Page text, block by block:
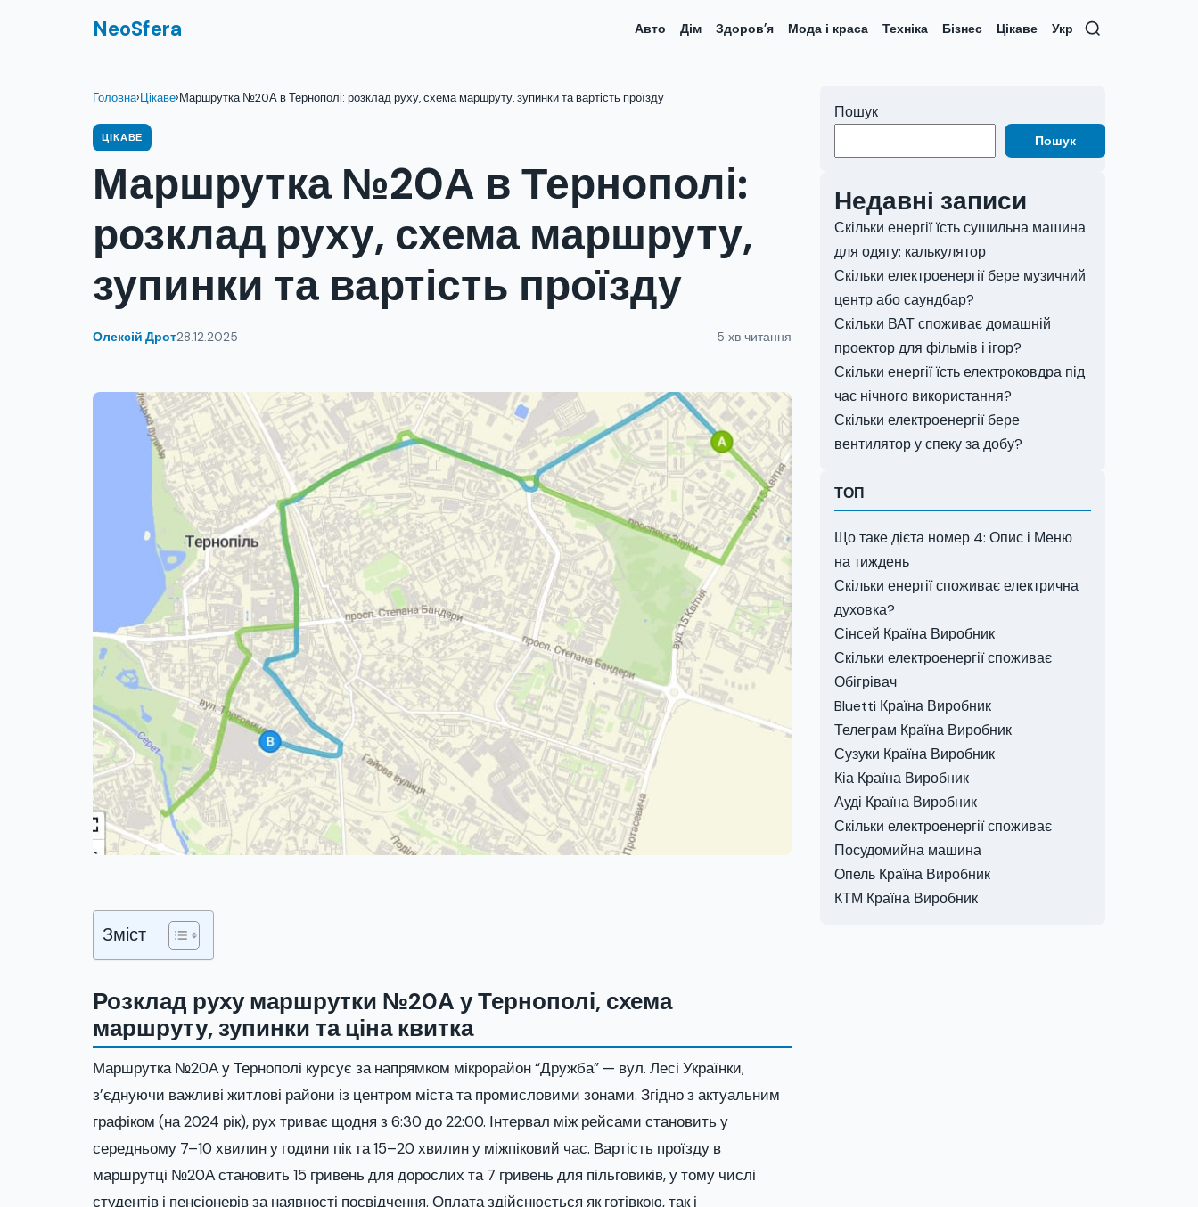
NeoSfera Авто Дім Здоров’я Мода і краса Техніка Бізнес Цікаве Укр
Головна›Цікаве›Маршрутка №20А в Тернополі: розклад руху, схема маршруту, зупинки та вартість проїзду
ЦІКАВЕ
Маршрутка №20А в Тернополі:
розклад руху, схема маршруту,
зупинки та вартість проїзду
Олексій Дрот28.12.2025 5 хв читання
Зміст
Розклад руху маршрутки №20А у Тернополі, схема
маршруту, зупинки та ціна квитка
Маршрутка №20А у Тернополі курсує за напрямком мікрорайон “Дружба” — вул. Лесі Українки,
з’єднуючи важливі житлові райони із центром міста та промисловими зонами. Згідно з актуальним
графіком (на 2024 рік), рух триває щодня з 6:30 до 22:00. Інтервал між рейсами становить у
середньому 7–10 хвилин у години пік та 15–20 хвилин у міжпіковий час. Вартість проїзду в
маршрутці №20А становить 15 гривень для дорослих та 7 гривень для пільговиків, у тому числі
студентів і пенсіонерів за наявності посвідчення. Оплата здійснюється як готівкою, так і
Пошук
Пошук
Недавні записи
Скільки енергії їсть сушильна машина
для одягу: калькулятор
Скільки електроенергії бере музичний
центр або саундбар?
Скільки ВАТ споживає домашній
проектор для фільмів і ігор?
Скільки енергії їсть електроковдра під
час нічного використання?
Скільки електроенергії бере
вентилятор у спеку за добу?
ТОП
Що таке дієта номер 4: Опис і Меню
на тиждень
Скільки енергії споживає електрична
духовка?
Сінсей Країна Виробник
Скільки електроенергії споживає
Обігрівач
Bluetti Країна Виробник
Телеграм Країна Виробник
Сузуки Країна Виробник
Кіа Країна Виробник
Ауді Країна Виробник
Скільки електроенергії споживає
Посудомийна машина
Опель Країна Виробник
КТМ Країна Виробник